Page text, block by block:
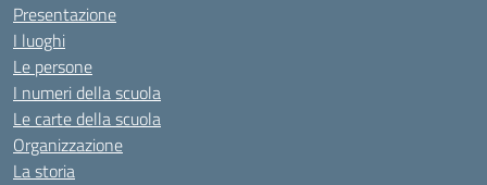
Presentazione
I luoghi
Le persone
I numeri della scuola
Le carte della scuola
Organizzazione
La storia